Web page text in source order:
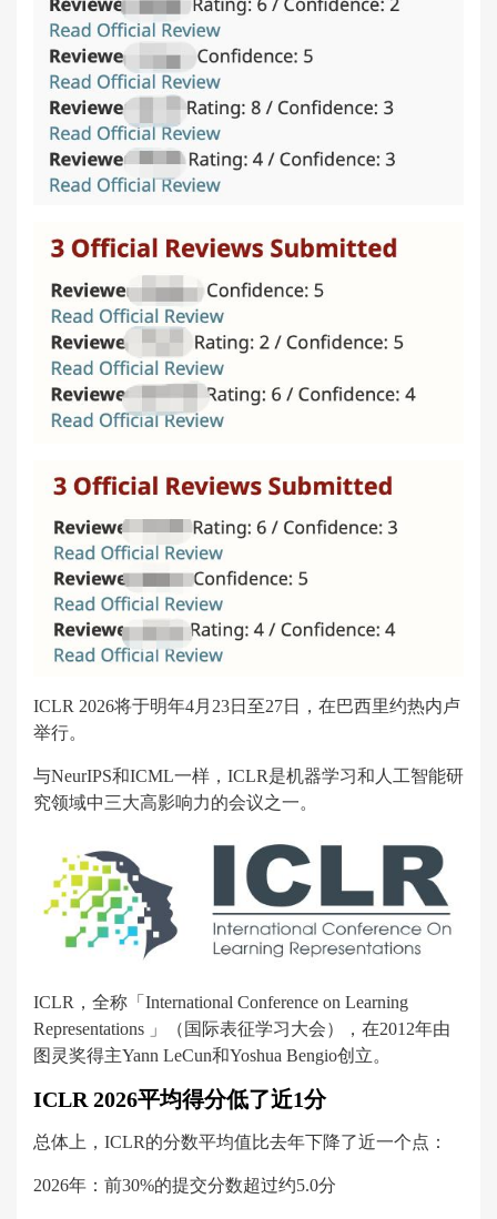
ICLR 2026将于明年4月23日至27日，在巴西里约热内卢
举行。
与NeurIPS和ICML一样，ICLR是机器学习和人工智能研
究领域中三大高影响力的会议之一。
ICLR，全称「International Conference on Learning
Representations 」（国际表征学习大会），在2012年由
图灵奖得主Yann LeCun和Yoshua Bengio创立。
ICLR 2026平均得分低了近1分
总体上，ICLR的分数平均值比去年下降了近一个点：
2026年：前30%的提交分数超过约5.0分